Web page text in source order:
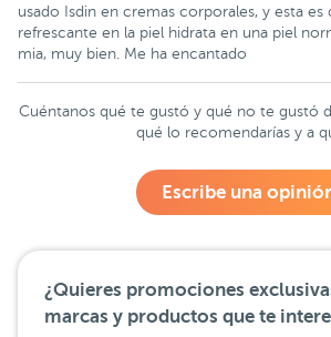
usado Isdin en cremas corporales, y esta es
refrescante en la piel hidrata en una piel
mia, muy bien. Me ha encantado
Cuéntanos qué te gustó y qué no te gustó
qué lo recomendarías y a
Escribe una
¿Quieres promociones
marcas y productos que te